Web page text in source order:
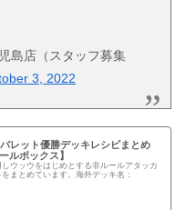
島店（スタッフ募集
3, 2022
バレット優勝デッキレシピまとめ
ルボックス】
ウッウをはじめとする非ルールアタッカ
まとめています。海外デッキ名：